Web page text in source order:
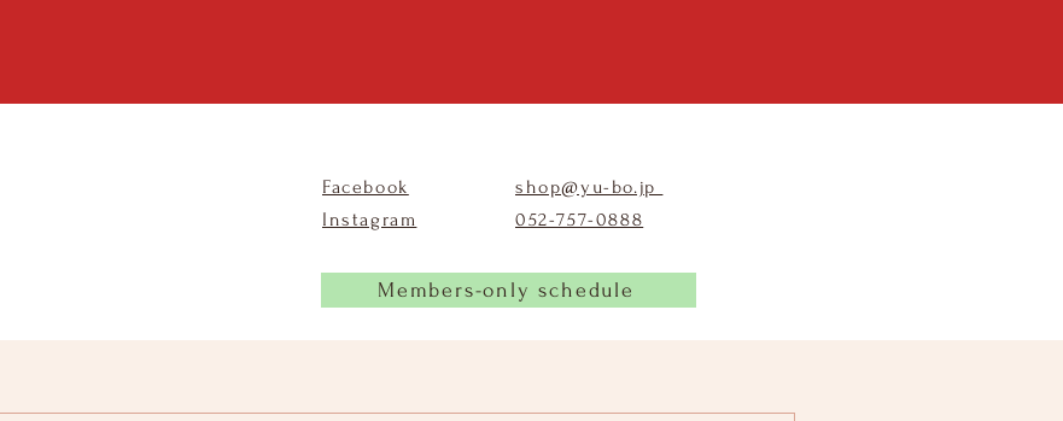
Facebook
Instagram
shop@yu-bo.jp
​052-757-0888
Members-only schedule